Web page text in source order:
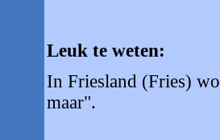
Leuk te weten:
In Friesland (Fries)
maar".